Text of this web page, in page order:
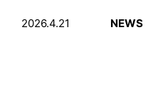
2026.4.21 NEWS